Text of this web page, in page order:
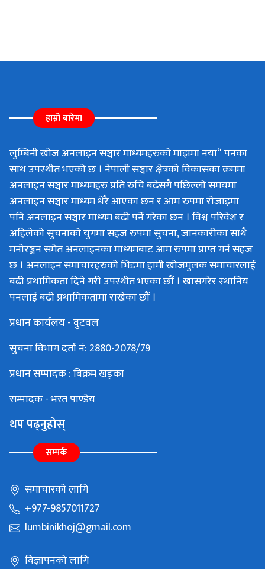
हाम्रो बारेमा
लुम्बिनी खोज अनलाइन सञ्चार माध्यमहरुको माझमा नया“ पनका
साथ उपस्थीत भएको छ । नेपाली सञ्चार क्षेत्रको विकासका क्रममा
अनलाइन सञ्चार माध्यमहरु प्रति रुचि बढेसगै पछिल्लो समयमा
अनलाइन सञ्चार माध्यम धेरै आएका छन र आम रुपमा रोजाइमा
पनि अनलाइन सञ्चार माध्यम बढी पर्ने गरेका छन । विश्व परिवेश र
अहिलेको सुचनाको युगमा सहज रुपमा सुचना, जानकारीका साथै
मनोरञ्जन समेत अनलाइनका माध्यमबाट आम रुपमा प्राप्त गर्न सहज
छ । अनलाइन समाचारहरुको भिडमा हामी खोजमुलक समाचारलाई
बढी प्रथामिकता दिने गरी उपस्थीत भएका छौं । खासगरेर स्थानिय
पनलाई बढी प्रथामिकतामा राखेका छौं ।
प्रधान कार्यलय - वुटवल
सुचना विभाग दर्ता नं: 2880-2078/79
प्रधान सम्पादक : बिक्रम खड्का
सम्पादक - भरत पाण्डेय
थप पढ्नुहोस्
सम्पर्क
समाचारको लागि
+977-9857011727
lumbinikhoj@gmail.com
विज्ञापनको लागि